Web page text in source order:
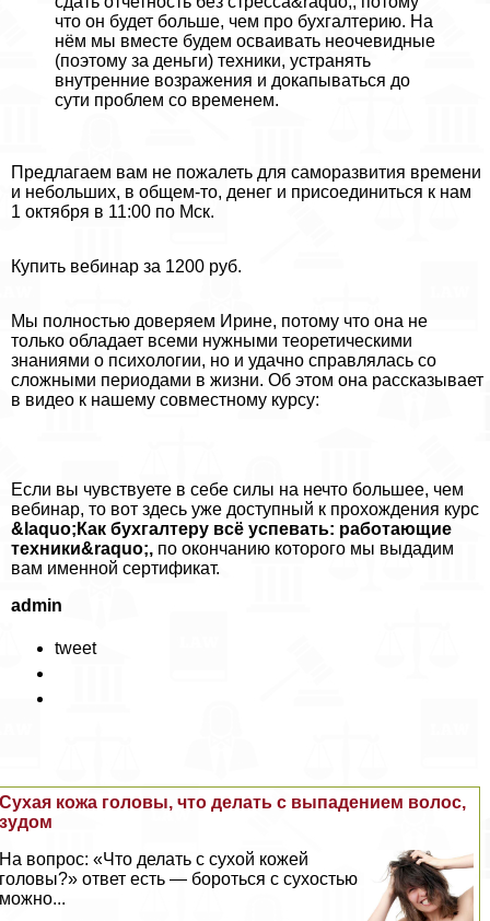
что он будет больше, чем про бухгалтерию. На
нём мы вместе будем осваивать неочевидные
(поэтому за деньги) техники, устранять
внутренние возражения и докапываться до
сути проблем со временем.
Предлагаем вам не пожалеть для саморазвития времени
и небольших, в общем-то, денег и присоединиться к нам
1 октября в 11:00 по Мск.
Купить вебинар за 1200 руб.
Мы полностью доверяем Ирине, потому что она не
только обладает всеми нужными теоретическими
знаниями о психологии, но и удачно справлялась со
сложными периодами в жизни. Об этом она рассказывает
в видео к нашему совместному курсу:
Если вы чувствуете в себе силы на нечто большее, чем
вебинар, то вот здесь уже доступный к прохождения курс
&laquo;Как бухгалтеру всё успевать: работающие
техники&raquo;, по окончанию которого мы выдадим
вам именной сертификат.
admin
tweet
Сухая кожа головы, что делать с выпадением волос,
зудом
На вопрос: «Что делать с сухой кожей
головы?» ответ есть — бороться с сухостью
можно...